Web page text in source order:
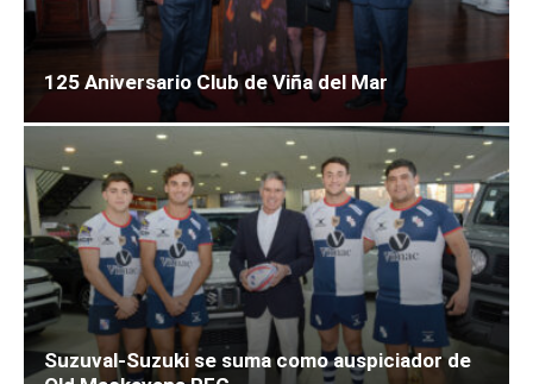
125 Aniversario Club de Viña del Mar
Suzuval-Suzuki se suma como auspiciador de